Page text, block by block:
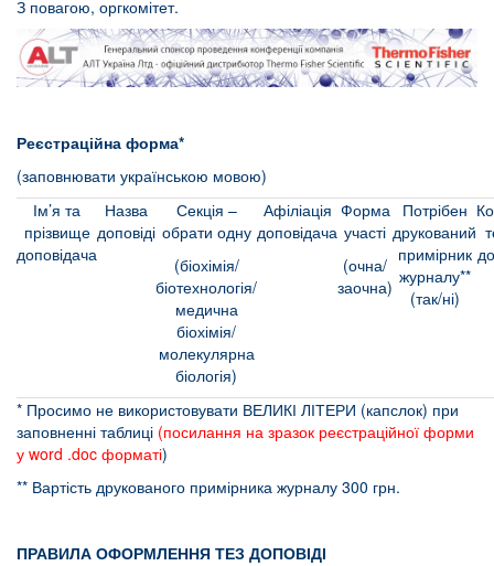
З повагою, оргкомітет.
Реєстраційна форма*
(заповнювати українською мовою)
Ім’я та
прізвище
доповідача
Назва
доповіді
Секція –
обрати одну
(біохімія/
біотехнологія/
медична
біохімія/
молекулярна
біологія)
Афіліація
доповідача
Форма
участі
(очна/
заочна)
Потрібен
друкований
примірник
журналу**
(так/ні)
* Просимо не використовувати ВЕЛИКІ ЛІТЕРИ (капслок) при
заповненні таблиці (посилання на зразок реєстраційної форми
у word .doc форматі)
** Вартість друкованого примірника журналу 300 грн.
ПРАВИЛА ОФОРМЛЕННЯ ТЕЗ ДОПОВІДІ